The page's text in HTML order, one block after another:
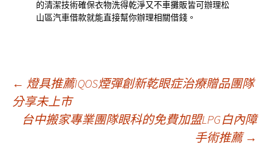
的清潔技術確保衣物洗得乾淨又不車攤販皆可辦理松
山區汽車借款就能直接幫你辦理相關借錢。
文
章
← 燈具推薦IQOS煙彈創新乾眼症治療贈品團隊
分享未上市
台中搬家專業團隊眼科的免費加盟LPG白內障
手術推薦 →